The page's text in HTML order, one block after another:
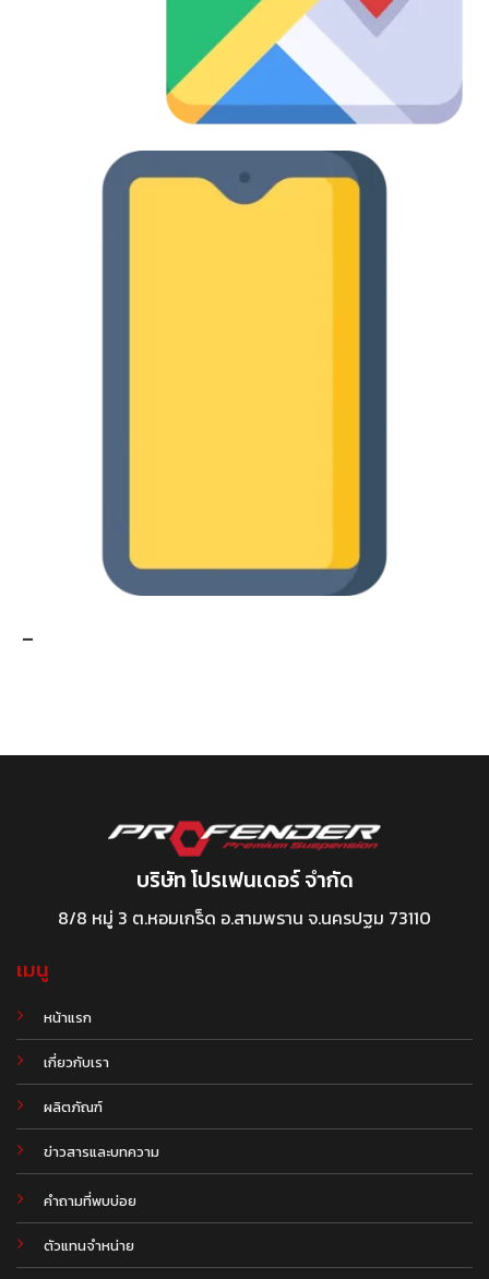
-
บริษัท โปรเฟนเดอร์ จำกัด
8/8 หมู่ 3 ต.หอมเกร็ด อ.สามพราน จ.นครปฐม 73110
เมนู
หน้าแรก
เกี่ยวกับเรา
ผลิตภัณฑ์
ข่าวสารและบทความ
.
คำถามที่พบบ่อย
ตัวแทนจำหน่าย